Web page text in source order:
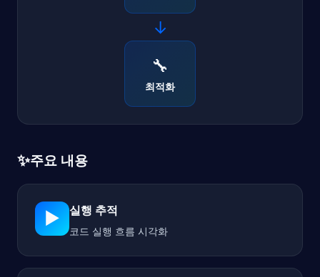
→
🔧
최적화
✨주요 내용
▶️ 실행 추적
코드 실행 흐름 시각화